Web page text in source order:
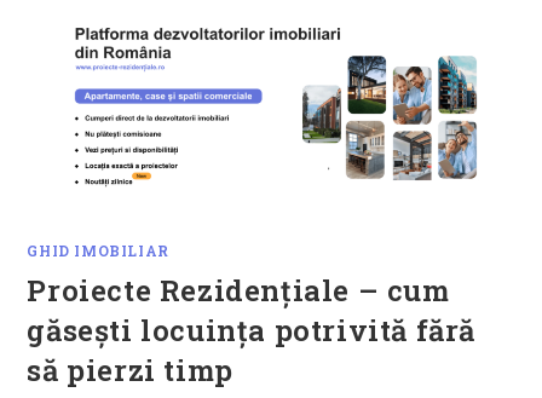
GHID IMOBILIAR
Proiecte Rezidențiale – cum
găsești locuința potrivită fără
să pierzi timp